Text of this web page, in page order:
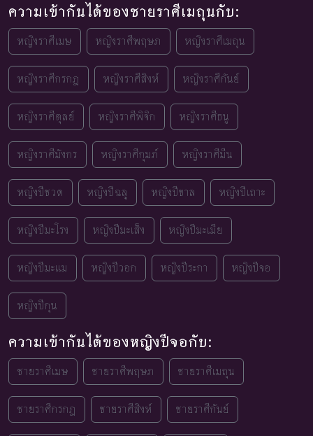
ความเข้ากันได้ของชายราศีเมถุนกับ:
หญิงราศีเมษ หญิงราศีพฤษภ หญิงราศีเมถุน
หญิงราศีกรกฎ หญิงราศีสิงห์ หญิงราศีกันย์
หญิงราศีตุลย์ หญิงราศีพิจิก หญิงราศีธนู
หญิงราศีมังกร หญิงราศีกุมภ์ หญิงราศีมีน
หญิงปีชวด หญิงปีฉลู หญิงปีขาล หญิงปีเถาะ
หญิงปีมะโรง หญิงปีมะเส็ง หญิงปีมะเมีย
หญิงปีมะแม หญิงปีวอก หญิงปีระกา หญิงปีจอ
หญิงปีกุน
ความเข้ากันได้ของหญิงปีจอกับ:
ชายราศีเมษ ชายราศีพฤษภ ชายราศีเมถุน
ชายราศีกรกฎ ชายราศีสิงห์ ชายราศีกันย์